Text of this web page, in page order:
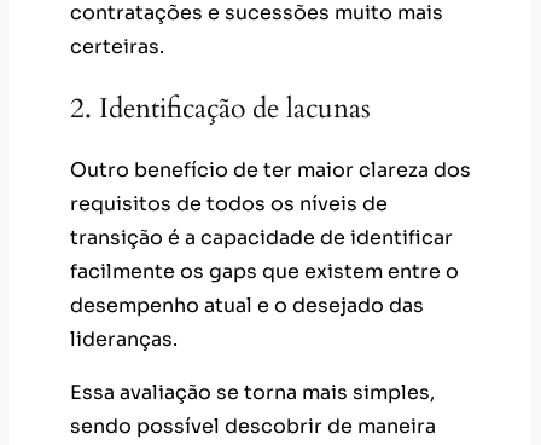
contratações e sucessões muito mais
certeiras.
2. Identificação de lacunas
Outro benefício de ter maior clareza dos
requisitos de todos os níveis de
transição é a capacidade de identificar
facilmente os gaps que existem entre o
desempenho atual e o desejado das
lideranças.
Essa avaliação se torna mais simples,
sendo possível descobrir de maneira